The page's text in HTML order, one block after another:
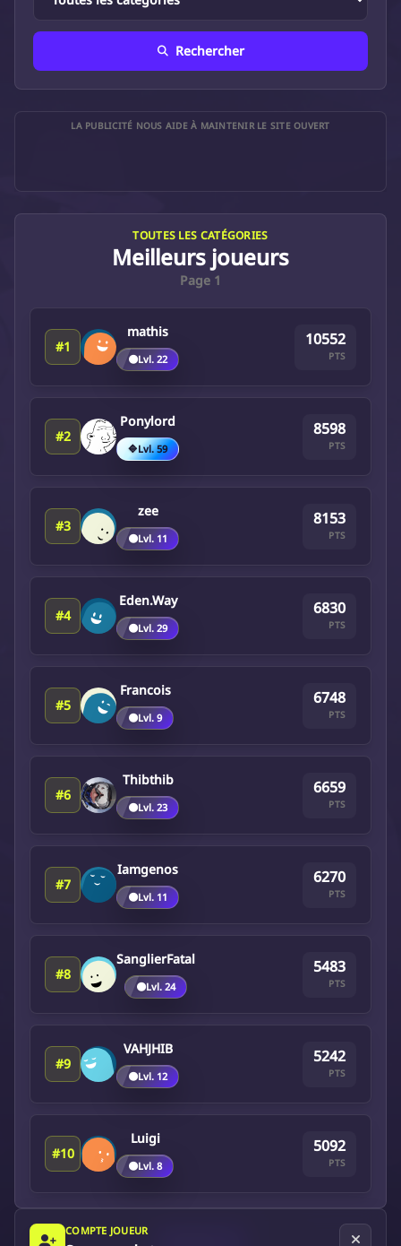
Rechercher
LA PUBLICITÉ NOUS AIDE À MAINTENIR LE SITE OUVERT
TOUTES LES CATÉGORIES
Meilleurs joueurs
Page 1
#1
mathis
🟤Lvl. 22
10552
PTS
#2
Ponylord
🔷Lvl. 59
8598
PTS
#3
zee
🟤Lvl. 11
8153
PTS
#4
Eden.Way
🟤Lvl. 29
6830
PTS
#5
Francois
🟤Lvl. 9
6748
PTS
#6
Thibthib
🟤Lvl. 23
6659
PTS
#7
Iamgenos
🟤Lvl. 11
6270
PTS
#8
SanglierFatal
🟤Lvl. 24
5483
PTS
#9
VAHJHIB
🟤Lvl. 12
5242
PTS
#10
Luigi
🟤Lvl. 8
5092
PTS
COMPTE JOUEUR